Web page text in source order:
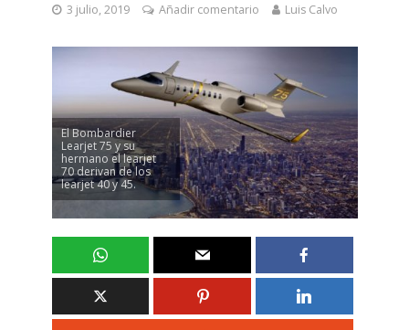
3 julio, 2019 Añadir comentario Luis Calvo
El Bombardier
Learjet 75 y su
hermano el learjet
70 derivan de los
learjet 40 y 45.